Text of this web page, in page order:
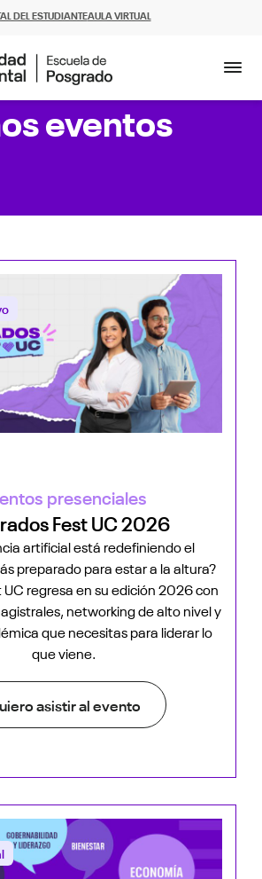
DEL ESTUDIANTEAULA VIRTUAL
eventos
presenciales
Fest UC 2026
artificial está redefiniendo el
preparado para estar a la altura?
UC regresa en su edición 2026 con
networking de alto nivel y
que necesitas para liderar lo
que viene.
asistir al evento